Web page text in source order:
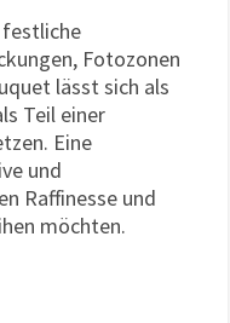
Fotozonen
lässt sich als
Teil einer
Eine
und
Raffinesse und
möchten.